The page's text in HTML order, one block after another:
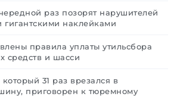
раз позорят нарушителей
гигантскими наклейками
правила уплаты утильсбора
средств и шасси
31 раз врезался в
приговорен к тюремному